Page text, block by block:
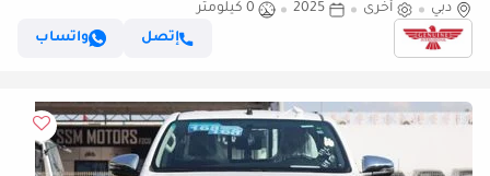
export outside GCC
دبي أخرى 2025
0 كيلومتر
إتصل
واتساب